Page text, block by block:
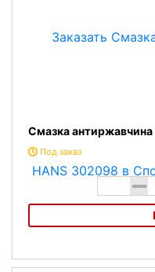
Смазка
Под заказ
-
Смазка антиржавчина